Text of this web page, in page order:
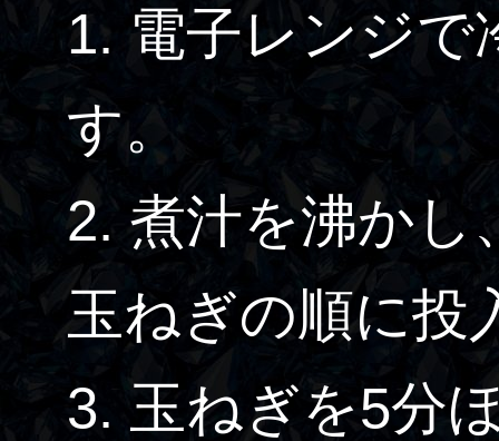
1. 電子レンジで
す。
2. 煮汁を沸か
玉ねぎの順に投
3. 玉ねぎを5分